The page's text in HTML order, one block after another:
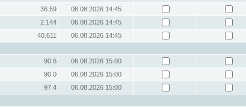
36.59
06.08.2026 14:45
2.144
06.08.2026 14:45
40.611
06.08.2026 14:45
90.6
06.08.2026 15:00
90.0
06.08.2026 15:00
97.4
06.08.2026 15:00